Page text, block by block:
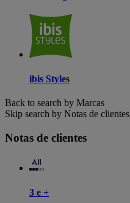
ibis Styles
Back to search by Marcas
Skip search by Notas de clientes
Notas de clientes
3 e +